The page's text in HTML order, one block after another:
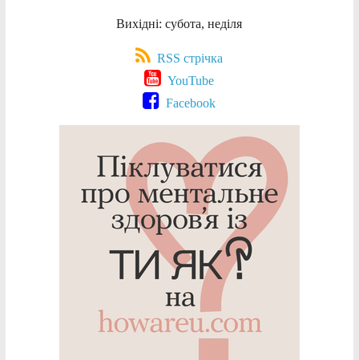
Вихідні: субота, неділя
RSS стрічка
YouTube
Facebook